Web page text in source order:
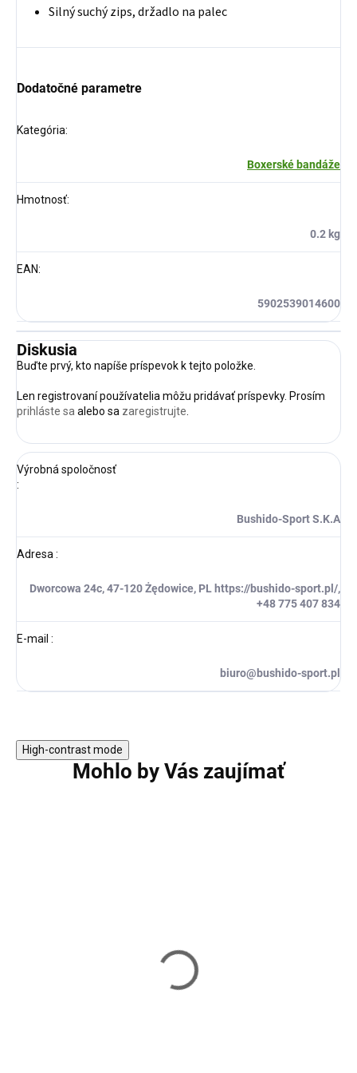
Silný suchý zips, držadlo na palec
Dodatočné parametre
Kategória:
Boxerské bandáže
Hmotnosť:
0.2 kg
EAN:
5902539014600
Diskusia
Buďte prvý, kto napíše príspevok k tejto položke.
Len registrovaní používatelia môžu pridávať príspevky. Prosím
prihláste sa alebo sa zaregistrujte
Výrobná spoločnosť
:
Bushido-Sport S.K.A
Adresa :
Dworcowa 24c, 47-120 Żędowice, PL https://bushido-sport.pl/,
+48 775 407 834
E-mail :
biuro@bushido-sport.pl
High-contrast mode
Mohlo by Vás zaujímať